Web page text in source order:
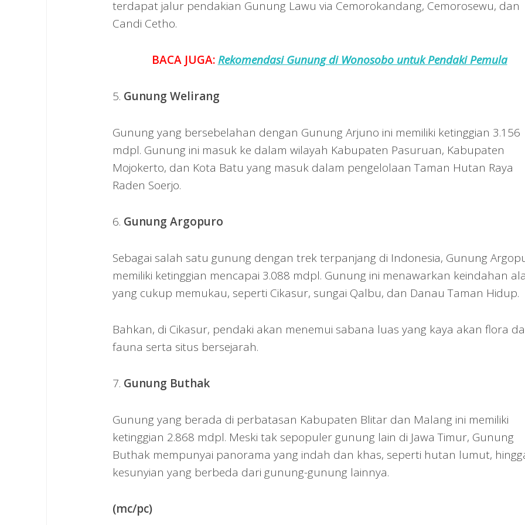
terdapat jalur pendakian Gunung Lawu via Cemorokandang, Cemorosewu, dan
Candi Cetho.
BACA JUGA:Rekomendasi Gunung di Wonosobo untuk Pendaki Pemula
5. Gunung Welirang
Gunung yang bersebelahan dengan Gunung Arjuno ini memiliki ketinggian 3.156
mdpl. Gunung ini masuk ke dalam wilayah Kabupaten Pasuruan, Kabupaten
Mojokerto, dan Kota Batu yang masuk dalam pengelolaan Taman Hutan Raya
Raden Soerjo.
6. Gunung Argopuro
Sebagai salah satu gunung dengan trek terpanjang di Indonesia, Gunung
memiliki ketinggian mencapai 3.088 mdpl. Gunung ini menawarkan keindahan
yang cukup memukau, seperti Cikasur, sungai Qalbu, dan Danau Taman Hidup.
Bahkan, di Cikasur, pendaki akan menemui sabana luas yang kaya akan flora
fauna serta situs bersejarah.
7. Gunung Buthak
Gunung yang berada di perbatasan Kabupaten Blitar dan Malang ini memiliki
ketinggian 2.868 mdpl. Meski tak sepopuler gunung lain di Jawa Timur, Gunung
Buthak mempunyai panorama yang indah dan khas, seperti hutan lumut,
kesunyian yang berbeda dari gunung-gunung lainnya.
(mc/pc)